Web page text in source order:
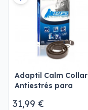
Adaptil Calm Collar
Antiestrés para
31,99 €